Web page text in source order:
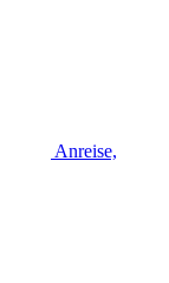
Anreise,